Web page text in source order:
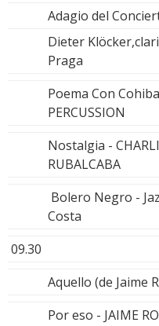
Adagio del
Dieter
Praga
Poema Con
PERCUSSION
Nostalgia -
RUBALCABA
Bolero Negro -
Costa
09.30
Aquello (de Jaime
Por eso - JAIME